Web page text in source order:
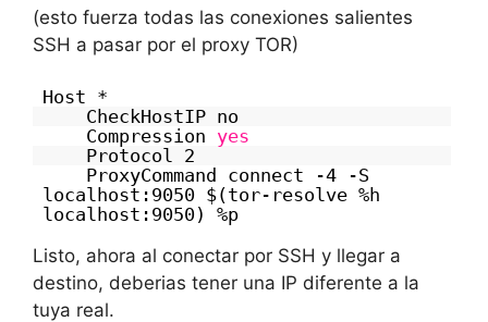
(esto fuerza todas las conexiones salientes
SSH a pasar por el proxy TOR)
Host *
CheckHostIP no
Compression yes
Protocol 2
ProxyCommand connect -4 -S
localhost:9050 $(tor-resolve %h
localhost:9050) %p
Listo, ahora al conectar por SSH y llegar a
destino, deberias tener una IP diferente a la
tuya real.